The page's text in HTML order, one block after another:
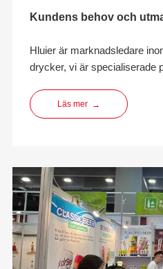
Kundens behov och
Hluier är marknadsledare
drycker, vi är specialiserade
tillhandahåller miljövänliga
dryckesförpackningslösningar.
Läs mer →